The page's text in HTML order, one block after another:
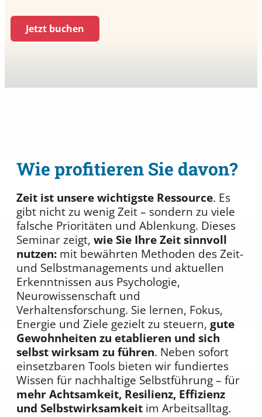
Jetzt buchen
Wie profitieren Sie davon?
Zeit ist unsere wichtigste Ressource. Es
gibt nicht zu wenig Zeit – sondern zu viele
falsche Prioritäten und Ablenkung. Dieses
Seminar zeigt, wie Sie Ihre Zeit sinnvoll
nutzen: mit bewährten Methoden des Zeit-
und Selbstmanagements und aktuellen
Erkenntnissen aus Psychologie,
Neurowissenschaft und
Verhaltensforschung. Sie lernen, Fokus,
Energie und Ziele gezielt zu steuern, gute
Gewohnheiten zu etablieren und sich
selbst wirksam zu führen. Neben sofort
einsetzbaren Tools bieten wir fundiertes
Wissen für nachhaltige Selbstführung – für
mehr Achtsamkeit, Resilienz, Effizienz
und Selbstwirksamkeit im Arbeitsalltag.